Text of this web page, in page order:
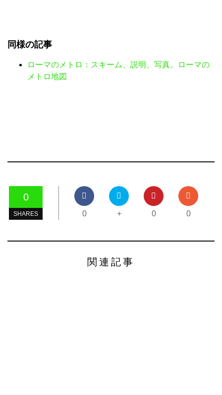
同様の記事
ローマのメトロ：スキーム、説明、写真。ローマの
メトロ地図
0
SHARES 0 + 0 0
関連記事